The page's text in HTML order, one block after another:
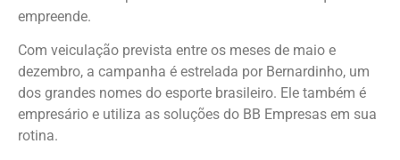
empreende.
Com veiculação prevista entre os meses de maio e
dezembro, a campanha é estrelada por Bernardinho, um
dos grandes nomes do esporte brasileiro. Ele também é
empresário e utiliza as soluções do BB Empresas em sua
rotina.